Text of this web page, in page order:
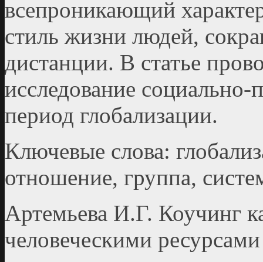
всепроникающий
стиль жизни людей,
дистанции. В статье
исследование социально-
период глобализации.
Ключевые слова:
отношение, группа,
Артемьева И.Г. Коучинг
человеческими